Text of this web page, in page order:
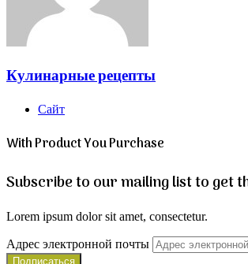
Кулинарные рецепты
Сайт
With Product You Purchase
Subscribe to our mailing list to get
Lorem ipsum dolor sit amet, consectetur.
Адрес электронной почты